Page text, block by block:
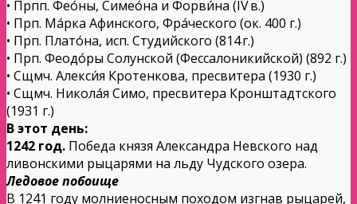
• Прпп. Фео́ны, Симео́на и Форви́на (IV в.)
• Прп. Ма́рка Афинского, Фра́ческого (ок. 400 г.)
• Прп. Плато́на, исп. Студийского (814 г.)
• Прп. Феодо́ры Солунской (Фессалоникийской) (892 г.)
• Сщмч. Алекси́я Кротенкова, пресвитера (1930 г.)
• Сщмч. Никола́я Симо, пресвитера Кронштадтского
(1931 г.)
В этот день:
1242 год. Победа князя Александра Невского над
ливонскими рыцарями на льду Чудского озера.
Ледовое побоище
В 1241 году молниеносным походом изгнав рыцарей,